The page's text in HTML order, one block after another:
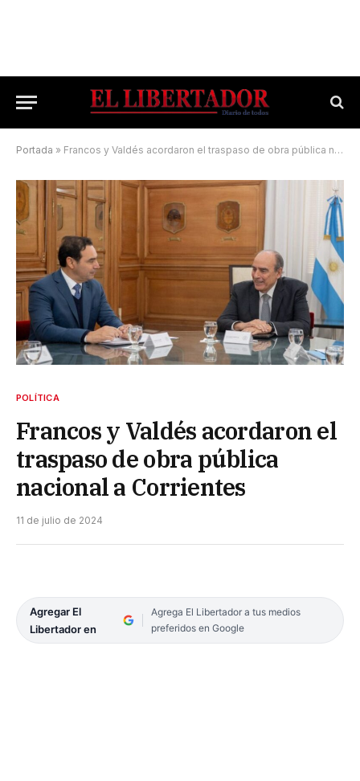
Portada » Francos y Valdés acordaron el traspaso de obra pública nacional a Corrientes
POLÍTICA
Francos y Valdés acordaron el
traspaso de obra pública
nacional a Corrientes
11 de julio de 2024
Agregar El
Libertador en
Agrega El Libertador a tus medios
preferidos en Google